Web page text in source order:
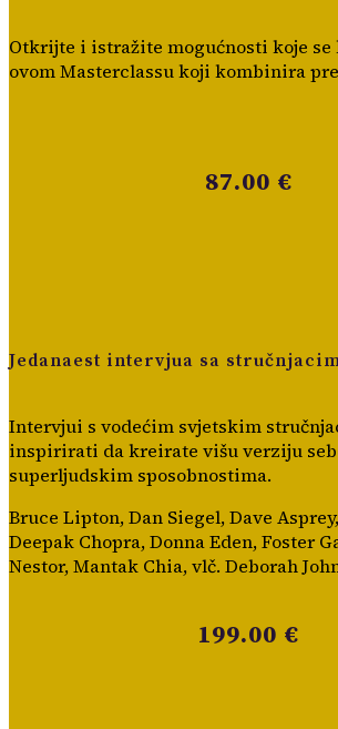
Otkrijte i istražite mogućnosti koje se
ovom Masterclassu koji kombinira
87.00 €
Jedanaest intervjua sa
Intervjui s vodećim svjetskim
inspirirati da kreirate višu verziju
superljudskim sposobnostima.
Bruce Lipton, Dan Siegel, Dave
Deepak Chopra, Donna Eden, Foster
Nestor, Mantak Chia, vlč. Deborah
199.00 €